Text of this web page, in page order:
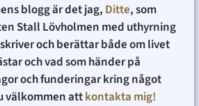
blogg är det jag, Ditte, som
Stall Lövholmen med uthyrning
och berättar både om livet
och vad som händer på
och funderingar kring något
välkommen attkontakta mig!